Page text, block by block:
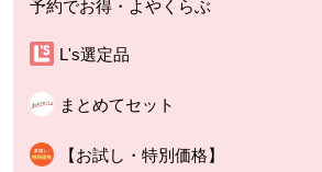
予約でお得・よやくらぶ
L's選定品
まとめてセット
【お試し・特別価格】